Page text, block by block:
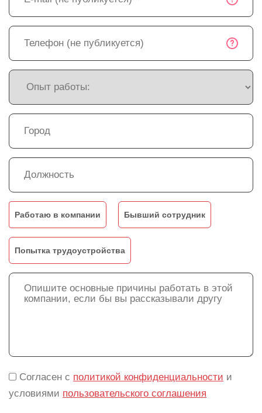
Работаю в компании Бывший сотрудник
Попытка трудоустройства
Согласен с политикой конфиденциальности и
условиями пользовательского соглашения